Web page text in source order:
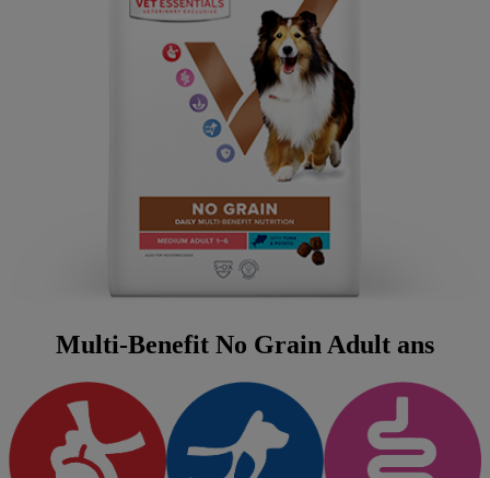
Multi-Benefit No Grain Adult ans